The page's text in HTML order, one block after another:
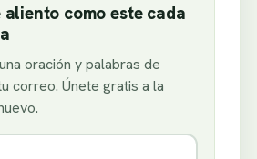
aliento como este cada
oración y palabras de
correo. Únete gratis a la